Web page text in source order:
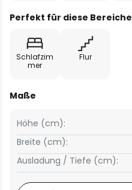
Perfekt für diese Bereiche
Schlafzim
mer
Flur
Maße
Breite (cm):
Höhe (cm):
Ausladung / Tiefe (cm):